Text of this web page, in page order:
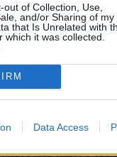
out of Collection, Use,
and/or Sharing of my
that Is Unrelated with
which it was collected.
Data Access